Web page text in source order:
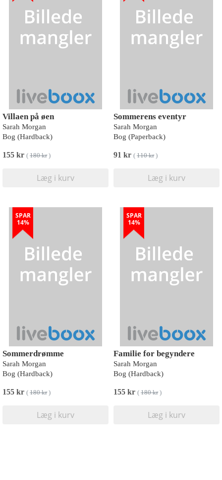
Villaen på øen
Sarah Morgan
Bog (Hardback)
155 kr ( 180 kr)
Læg i kurv
Sommerens eventyr
Sarah Morgan
Bog (Paperback)
91 kr ( 110 kr)
Læg i kurv
SPAR
14%
Sommerdrømme
Sarah Morgan
Bog (Hardback)
155 kr ( 180 kr)
Læg i kurv
SPAR
14%
Familie for begyndere
Sarah Morgan
Bog (Hardback)
155 kr ( 180 kr)
Læg i kurv